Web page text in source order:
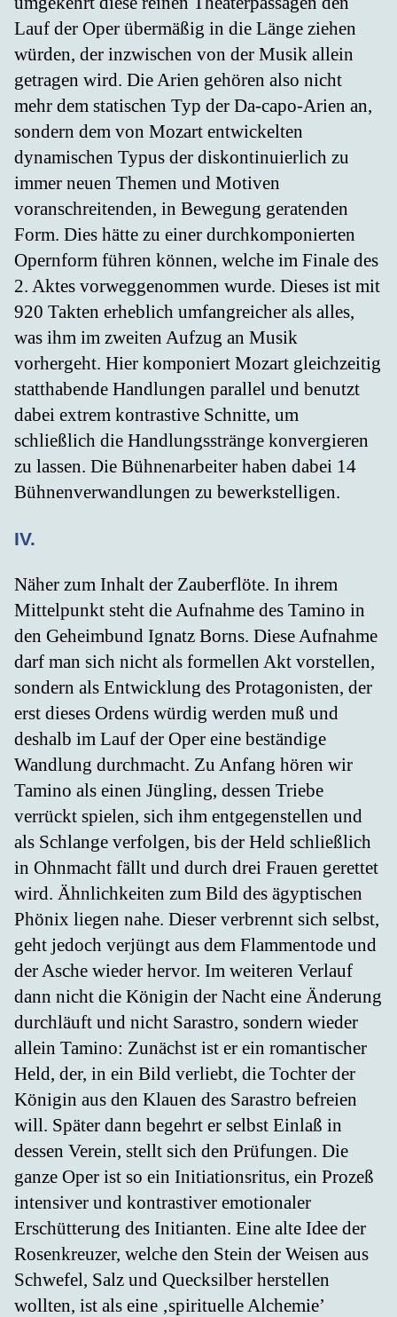
Lauf der Oper übermäßig in die Länge ziehen
würden, der inzwischen von der Musik allein
getragen wird. Die Arien gehören also nicht
mehr dem statischen Typ der Da-capo-Arien an,
sondern dem von Mozart entwickelten
dynamischen Typus der diskontinuierlich zu
immer neuen Themen und Motiven
voranschreitenden, in Bewegung geratenden
Form. Dies hätte zu einer durchkomponierten
Opernform führen können, welche im Finale des
2. Aktes vorweggenommen wurde. Dieses ist mit
920 Takten erheblich umfangreicher als alles,
was ihm im zweiten Aufzug an Musik
vorhergeht. Hier komponiert Mozart gleichzeitig
statthabende Handlungen parallel und benutzt
dabei extrem kontrastive Schnitte, um
schließlich die Handlungsstränge konvergieren
zu lassen. Die Bühnenarbeiter haben dabei 14
Bühnenverwandlungen zu bewerkstelligen.
IV.
Näher zum Inhalt der Zauberflöte. In ihrem
Mittelpunkt steht die Aufnahme des Tamino in
den Geheimbund Ignatz Borns. Diese Aufnahme
darf man sich nicht als formellen Akt vorstellen,
sondern als Entwicklung des Protagonisten, der
erst dieses Ordens würdig werden muß und
deshalb im Lauf der Oper eine beständige
Wandlung durchmacht. Zu Anfang hören wir
Tamino als einen Jüngling, dessen Triebe
verrückt spielen, sich ihm entgegenstellen und
als Schlange verfolgen, bis der Held schließlich
in Ohnmacht fällt und durch drei Frauen gerettet
wird. Ähnlichkeiten zum Bild des ägyptischen
Phönix liegen nahe. Dieser verbrennt sich selbst,
geht jedoch verjüngt aus dem Flammentode und
der Asche wieder hervor. Im weiteren Verlauf
dann nicht die Königin der Nacht eine Änderung
durchläuft und nicht Sarastro, sondern wieder
allein Tamino: Zunächst ist er ein romantischer
Held, der, in ein Bild verliebt, die Tochter der
Königin aus den Klauen des Sarastro befreien
will. Später dann begehrt er selbst Einlaß in
dessen Verein, stellt sich den Prüfungen. Die
ganze Oper ist so ein Initiationsritus, ein Prozeß
intensiver und kontrastiver emotionaler
Erschütterung des Initianten. Eine alte Idee der
Rosenkreuzer, welche den Stein der Weisen aus
Schwefel, Salz und Quecksilber herstellen
wollten, ist als eine ‚spirituelle Alchemie’